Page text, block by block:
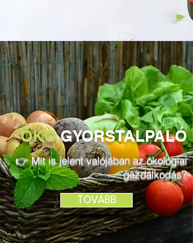
ÖKOGYORSTALPALÓ
👉 Mit is jelent valójában az ökológiai
gazdálkodás?
TOVÁBB